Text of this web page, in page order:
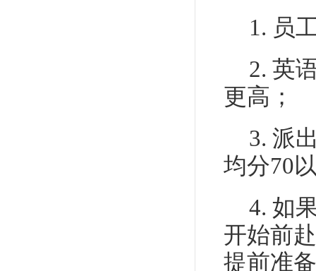
1. 员
2. 英
更高；
3. 派
均分70
4. 如
开始前
提前准